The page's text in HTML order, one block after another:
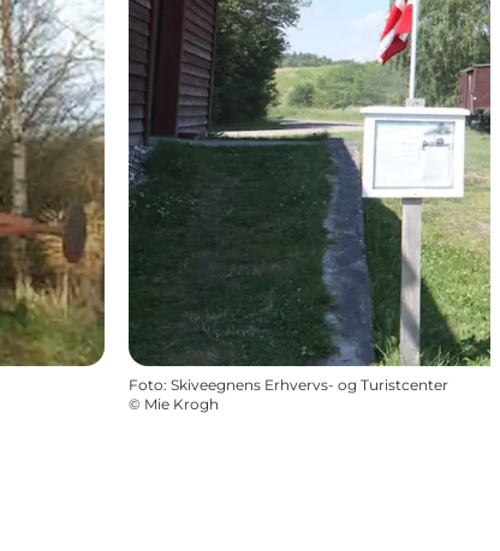
Foto: Skiveegnens Erhvervs- og Turistcenter
© Mie Krogh